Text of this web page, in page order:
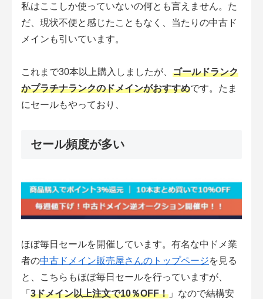
私はここしか使っていないの何とも言えません。た
だ、現状不便と感じたこともなく、当たりの中古ド
メインも引いています。
これまで30本以上購入しましたが、 ゴールドランク
かプラチナランクのドメインがおすすめです。たま
にセールもやっており、
セール頻度が多い
ほぼ毎日セールを開催しています。有名な中ドメ業
者の中古ドメイン販売屋さんのトップページを見る
と、こちらもほぼ毎日セールを行っていますが、
「 3ドメイン以上注文で10％OFF！ 」なので結構安